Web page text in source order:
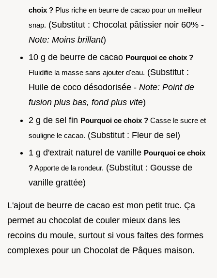
choix ? Plus riche en beurre de cacao pour un meilleur
snap. (Substitut : Chocolat pâtissier noir 60% -
Note: Moins brillant)
10 g de beurre de cacao Pourquoi ce choix ?
Fluidifie la masse sans ajouter d'eau. (Substitut :
Huile de coco désodorisée - Note: Point de
fusion plus bas, fond plus vite)
2 g de sel fin Pourquoi ce choix ? Casse le sucre et
souligne le cacao. (Substitut : Fleur de sel)
1 g d'extrait naturel de vanille Pourquoi ce choix
?Apporte de la rondeur. (Substitut : Gousse de
vanille grattée)
L'ajout de beurre de cacao est mon petit truc. Ça
permet au chocolat de couler mieux dans les
recoins du moule, surtout si vous faites des formes
complexes pour un Chocolat de Pâques maison.